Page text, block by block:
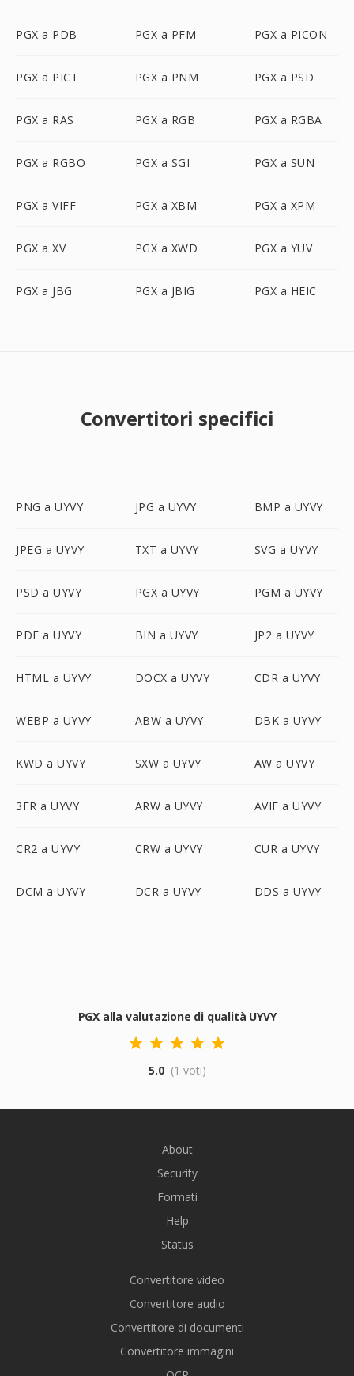
PGX a PDB PGX a PFM PGX a PICON
PGX a PICT PGX a PNM PGX a PSD
PGX a RAS PGX a RGB PGX a RGBA
PGX a RGBO PGX a SGI PGX a SUN
PGX a VIFF PGX a XBM PGX a XPM
PGX a XV PGX a XWD PGX a YUV
PGX a JBG PGX a JBIG PGX a HEIC
Convertitori specifici
PNG a UYVY JPG a UYVY BMP a UYVY
JPEG a UYVY TXT a UYVY SVG a UYVY
PSD a UYVY PGX a UYVY PGM a UYVY
PDF a UYVY BIN a UYVY JP2 a UYVY
HTML a UYVY DOCX a UYVY CDR a UYVY
WEBP a UYVY ABW a UYVY DBK a UYVY
KWD a UYVY SXW a UYVY AW a UYVY
3FR a UYVY ARW a UYVY AVIF a UYVY
CR2 a UYVY CRW a UYVY CUR a UYVY
DCM a UYVY DCR a UYVY DDS a UYVY
PGX alla valutazione di qualità UYVY
5.0 (1 voti)
About
Security
Formati
Help
Status
Convertitore video
Convertitore audio
Convertitore di documenti
Convertitore immagini